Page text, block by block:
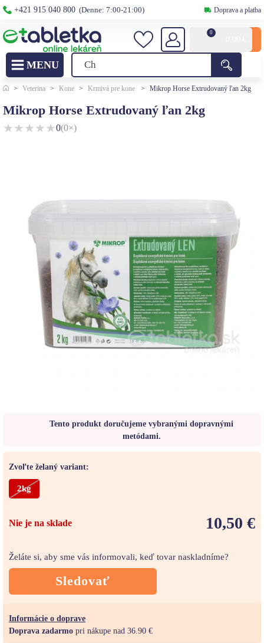
+421 915 040 800 (Denne: 7:00-21:00) Doprava a platba
0
> Veterina > Kone > Krmivá pre kone > Mikrop Horse Extrudovaný ľan 2kg
Mikrop Horse Extrudovaný ľan 2kg
★★★★★0(0×)
Tento produkt doručujeme vybranými dopravnými
metódami.
Zvoľte želaný variant:
2kg
Nie je na sklade 10,50 €
Želáte si, aby sme vás informovali, keď tovar naskladníme?
Sledovať
Informácie o doprave
Doprava zadarmo pri nákupe nad 36.90 €